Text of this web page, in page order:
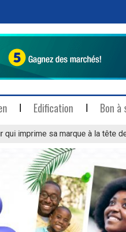
Edification Bon à
qui imprime sa marque à la tête